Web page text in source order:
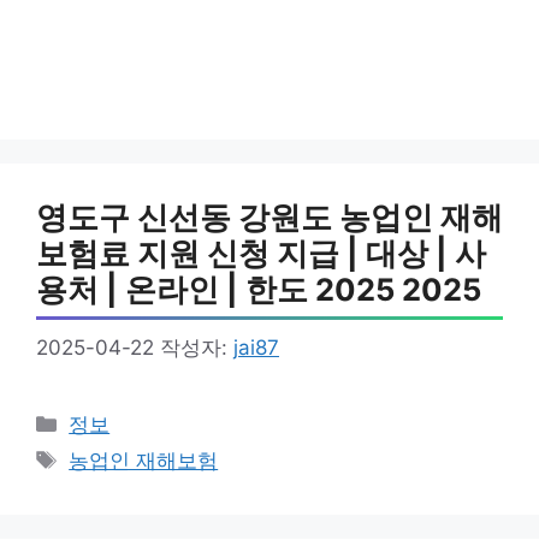
영도구 신선동 강원도 농업인 재해
보험료 지원 신청 지급 | 대상 | 사
용처 | 온라인 | 한도 2025 2025
2025-04-22 작성자: jai87
카
테
정보
태
농업인 재해보험